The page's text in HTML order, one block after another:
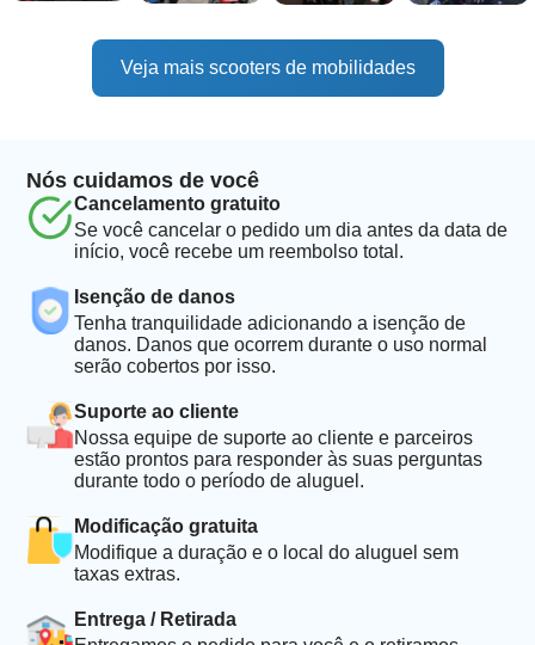
Veja mais scooters de mobilidades
Nós cuidamos de você
Cancelamento gratuito
Se você cancelar o pedido um dia antes da data de
início, você recebe um reembolso total.
Isenção de danos
Tenha tranquilidade adicionando a isenção de
danos. Danos que ocorrem durante o uso normal
serão cobertos por isso.
Suporte ao cliente
Nossa equipe de suporte ao cliente e parceiros
estão prontos para responder às suas perguntas
durante todo o período de aluguel.
Modificação gratuita
Modifique a duração e o local do aluguel sem
taxas extras.
Entrega / Retirada